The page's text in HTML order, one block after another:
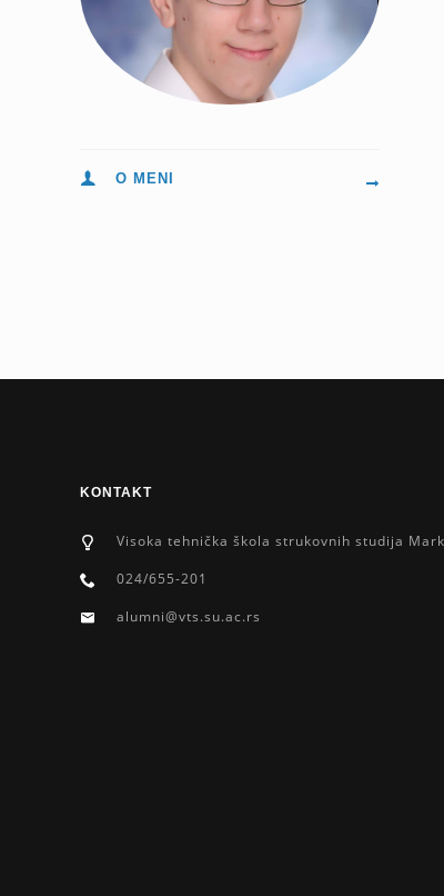
O MENI
KONTAKT
Visoka tehnička škola strukovnih studija
024/655-201
alumni@vts.su.ac.rs